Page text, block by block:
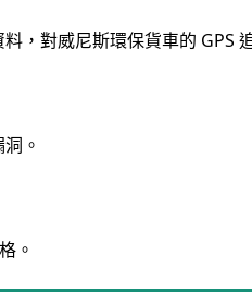
，對威尼斯環保貨車的 GPS
。
。